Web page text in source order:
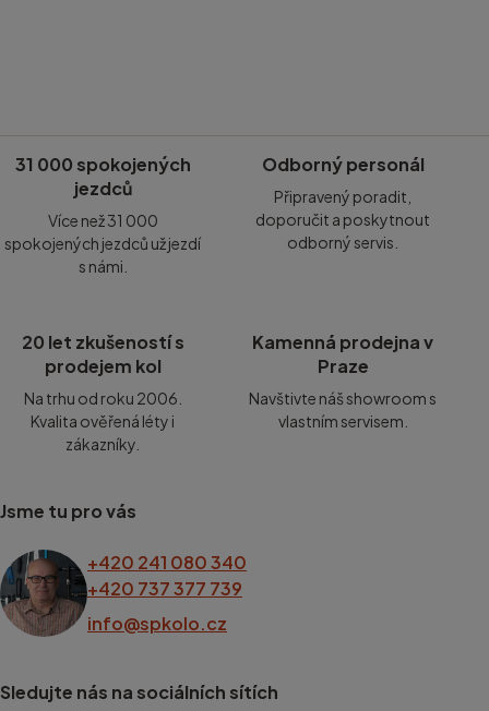
31 000 spokojených
jezdců
Více než 31 000
spokojených jezdců už jezdí
s námi.
Odborný personál
Připravený poradit,
doporučit a poskytnout
odborný servis.
20 let zkušeností s
prodejem kol
Na trhu od roku 2006.
Kvalita ověřená léty i
zákazníky.
Kamenná prodejna v
Praze
Navštivte náš showroom s
vlastním servisem.
Jsme tu pro vás
+420 241 080 340
+420 737 377 739
info@spkolo.cz
Sledujte nás na sociálních sítích